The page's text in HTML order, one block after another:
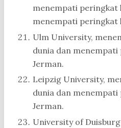
menempati peringkat
menempati peringkat
Ulm University,
dunia dan
Jerman.
Leipzig University,
dunia dan
Jerman.
University of